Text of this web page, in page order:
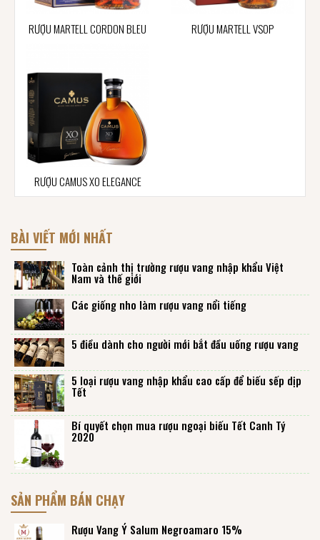
RƯỢU MARTELL CORDON BLEU RƯỢU MARTELL VSOP
RƯỢU CAMUS XO ELEGANCE
BÀI VIẾT MỚI NHẤT
Toàn cảnh thị trường rượu vang nhập khẩu Việt
Nam và thế giới
Các giống nho làm rượu vang nổi tiếng
5 điều dành cho người mới bắt đầu uống rượu vang
5 loại rượu vang nhập khẩu cao cấp để biếu sếp dịp
Tết
Bí quyết chọn mua rượu ngoại biếu Tết Canh Tý
2020
SẢN PHẨM BÁN CHẠY
Rượu Vang Ý Salum Negroamaro 15%